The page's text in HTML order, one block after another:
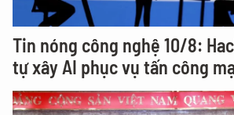
Tin nóng công nghệ 10/8:
tự xây AI phục vụ tấn công